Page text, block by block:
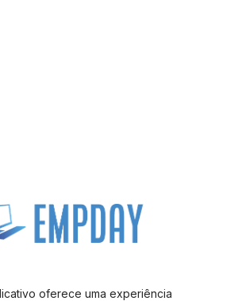
oferece uma experiência